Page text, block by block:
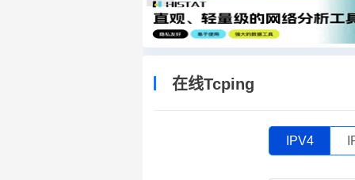
在线Tcping
IPV4